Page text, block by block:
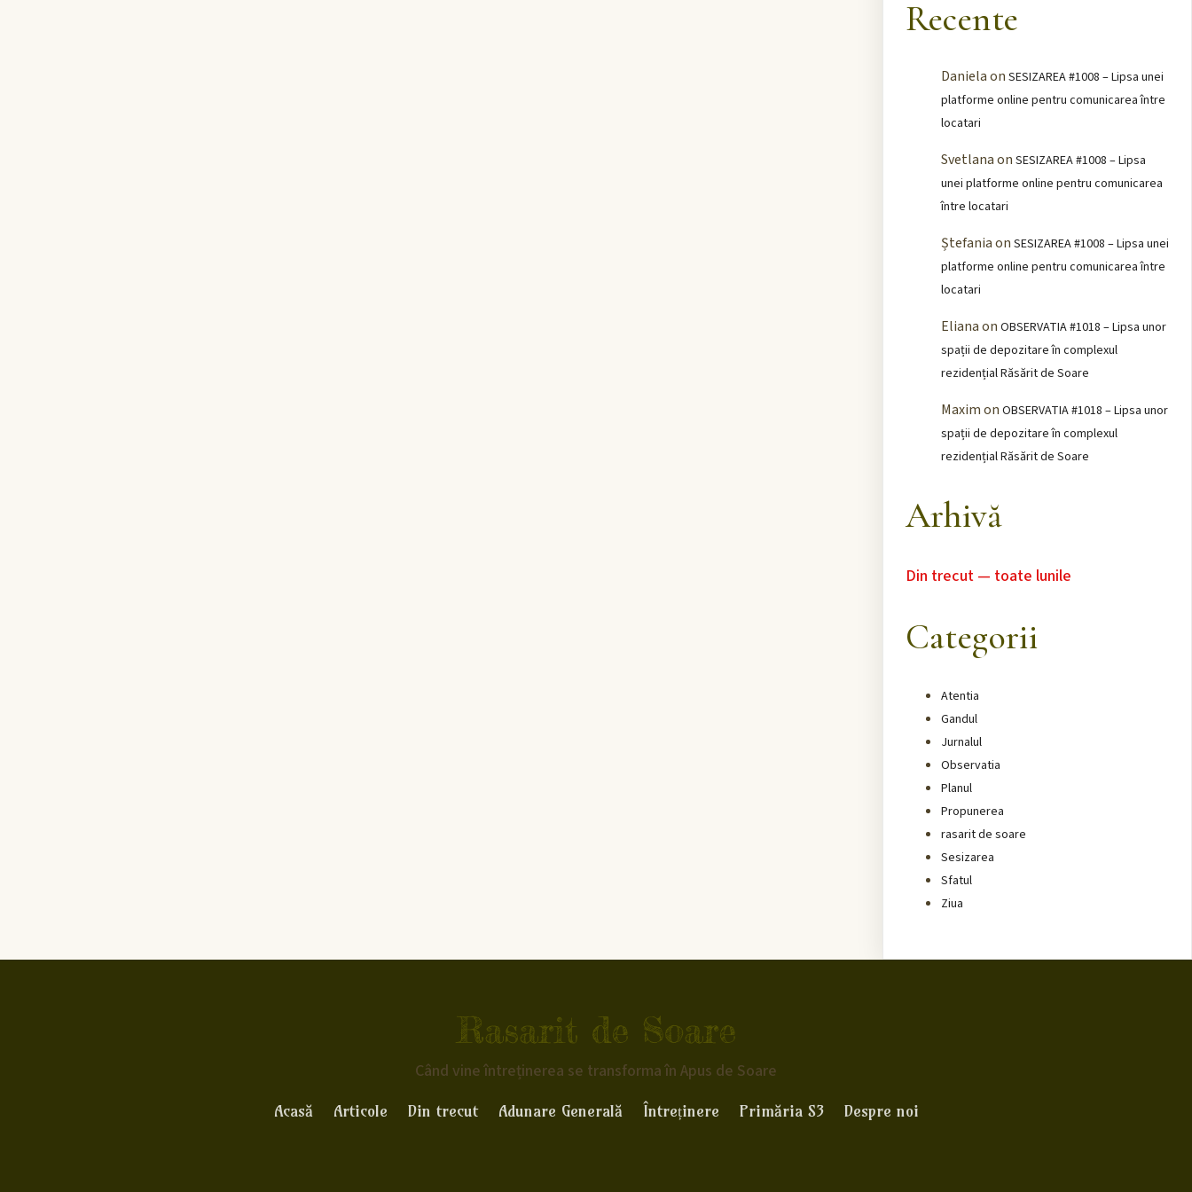
Recente
Danielaon SESIZAREA #1008 – Lipsa unei
platforme online pentru comunicarea între
locatari
Svetlanaon SESIZAREA #1008 – Lipsa
unei platforme online pentru comunicarea
între locatari
Ștefaniaon SESIZAREA #1008 – Lipsa unei
platforme online pentru comunicarea între
locatari
Elianaon OBSERVATIA #1018 – Lipsa unor
spații de depozitare în complexul
rezidențial Răsărit de Soare
Maximon OBSERVATIA #1018 – Lipsa unor
spații de depozitare în complexul
rezidențial Răsărit de Soare
Arhivă
Din trecut — toate lunile
Categorii
Atentia
Gandul
Jurnalul
Observatia
Planul
Propunerea
rasarit de soare
Sesizarea
Sfatul
Ziua
Rasarit de Soare
Când vine întreținerea se transforma în Apus de Soare
Acasă Articole Din trecut Adunare Generală Întreținere Primăria S3 Despre noi